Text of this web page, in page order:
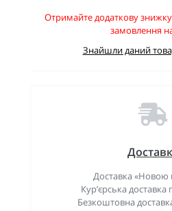
Отримайте додаткову
замовлення
Знайшли даний
Доставка
Кур’єрська доставка
Безкоштовна